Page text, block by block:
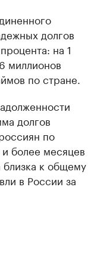
долгов
на 1
миллионов
по стране.
долгов
по
более месяцев
близка к общему
в России за